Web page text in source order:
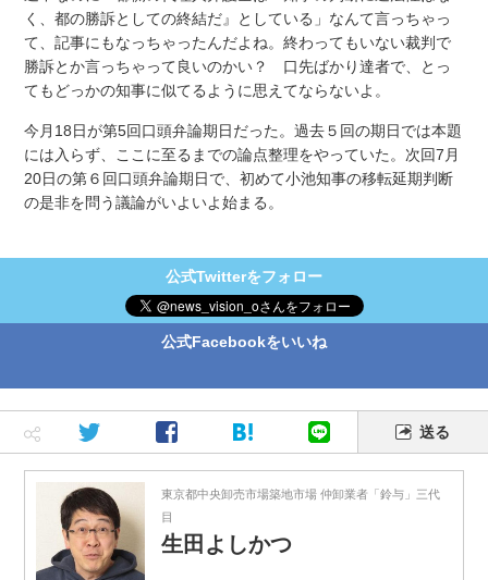
く、都の勝訴としての終結だ』としている」なんて言っちゃっ
て、記事にもなっちゃったんだよね。終わってもいない裁判で
勝訴とか言っちゃって良いのかい？ 口先ばかり達者で、とっ
てもどっかの知事に似てるように思えてならないよ。
今月18日が第5回口頭弁論期日だった。過去５回の期日では本題
には入らず、ここに至るまでの論点整理をやっていた。次回7月
20日の第６回口頭弁論期日で、初めて小池知事の移転延期判断
の是非を問う議論がいよいよ始まる。
公式Twitterをフォロー
公式Facebookをいいね
送る
東京都中央卸売市場築地市場 仲卸業者「鈴与」三代
目
生田よしかつ